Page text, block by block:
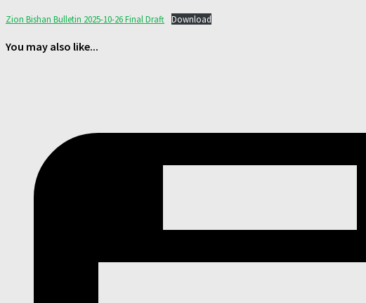
Zion Bishan Bulletin 2025-10-26 Final Draft Download
You may also like...